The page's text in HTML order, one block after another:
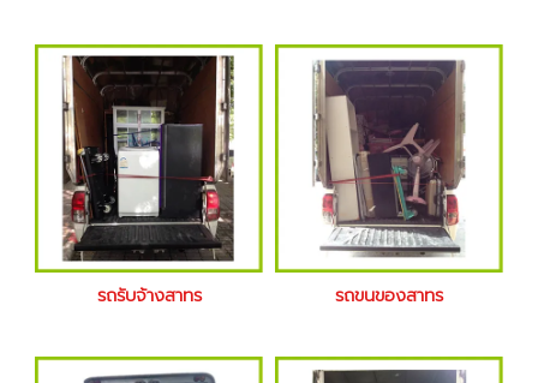
รถรับจ้างสาทร รถขนของสาทร